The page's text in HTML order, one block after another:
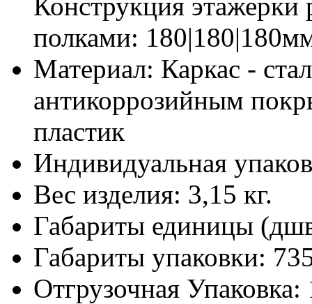
полками:
Материал: Каркас -
антикоррозийным
пластик
Индивидуальная
Вес изделия: 3,15 кг.
Габариты единицы
Габариты упаковки:
Отгрузочная Упаковка: